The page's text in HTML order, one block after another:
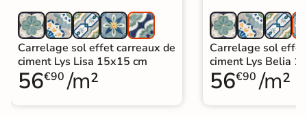
Carrelage sol effet carreaux de
ciment Lys Lisa 15x15 cm
56€90 /m²
Carrelage sol
ciment Lys Belia
56€90 /m²